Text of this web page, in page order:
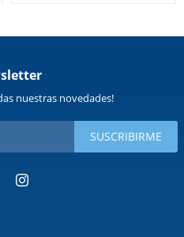
nuestras novedades!
SUSCRIBIRME
